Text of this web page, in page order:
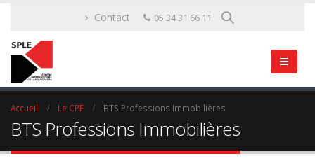
Contact 05 34 31 66 11
Accueil Le CPF BTS Professions Immobilières
BTS Professions Immobilières